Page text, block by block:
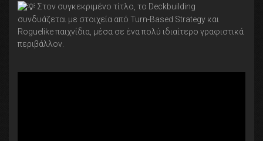
Στον συγκεκριμένο τίτλo, το Deckbuilding
συνδυάζεται με στοιχεία από Turn-Based Strategy και
Roguelike παιχνίδια, μέσα σε ένα πολύ ιδιαίτερο γραφιστικά
περιβάλλον.